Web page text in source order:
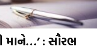
માને…’ : સૌરભ